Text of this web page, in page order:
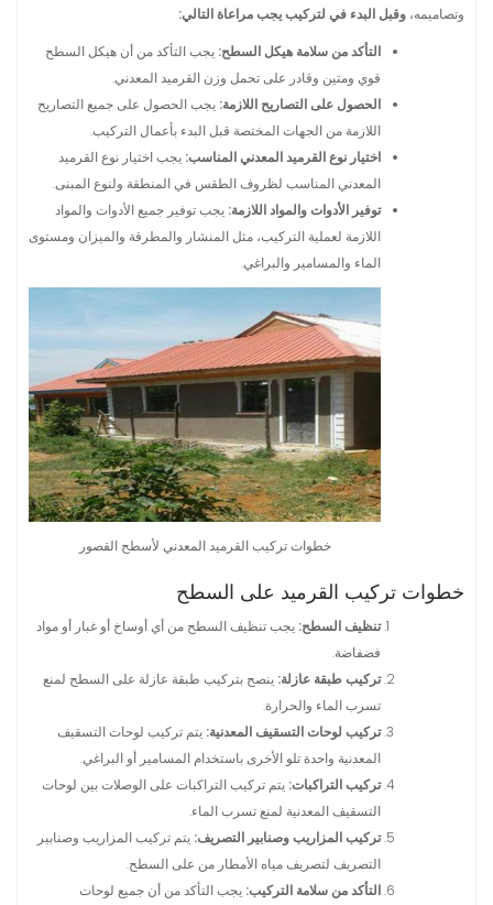
وتصاميمه، وقبل البدء في لتركيب يجب مراعاة التالي:
التأكد من سلامة هيكل السطح: يجب التأكد من أن هيكل السطح
قوي ومتين وقادر على تحمل وزن القرميد المعدني.
الحصول على التصاريح اللازمة: يجب الحصول على جميع التصاريح
اللازمة من الجهات المختصة قبل البدء بأعمال التركيب.
اختيار نوع القرميد المعدني المناسب: يجب اختيار نوع القرميد
المعدني المناسب لظروف الطقس في المنطقة ولنوع المبنى.
توفير الأدوات والمواد اللازمة: يجب توفير جميع الأدوات والمواد
اللازمة لعملية التركيب، مثل المنشار والمطرقة والميزان ومستوى
الماء والمسامير والبراغي.
خطوات تركيب القرميد المعدني لأسطح القصور
خطوات تركيب القرميد على السطح
تنظيف السطح: يجب تنظيف السطح من أي أوساخ أو غبار أو مواد
فضفاضة.
تركيب طبقة عازلة: ينصح بتركيب طبقة عازلة على السطح لمنع
تسرب الماء والحرارة.
تركيب لوحات التسقيف المعدنية: يتم تركيب لوحات التسقيف
المعدنية واحدة تلو الأخرى باستخدام المسامير أو البراغي.
تركيب التراكبات: يتم تركيب التراكبات على الوصلات بين لوحات
التسقيف المعدنية لمنع تسرب الماء.
تركيب المزاريب وصنابير التصريف: يتم تركيب المزاريب وصنابير
التصريف لتصريف مياه الأمطار من على السطح.
التأكد من سلامة التركيب: يجب التأكد من أن جميع لوحات